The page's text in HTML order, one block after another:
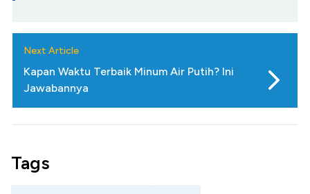
Next Article
Kapan Waktu Terbaik Minum Air Putih? Ini
Jawabannya
Tags